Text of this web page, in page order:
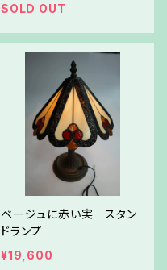
SOLD OUT
ベージュに赤い実 スタン
ドランプ
¥19,600